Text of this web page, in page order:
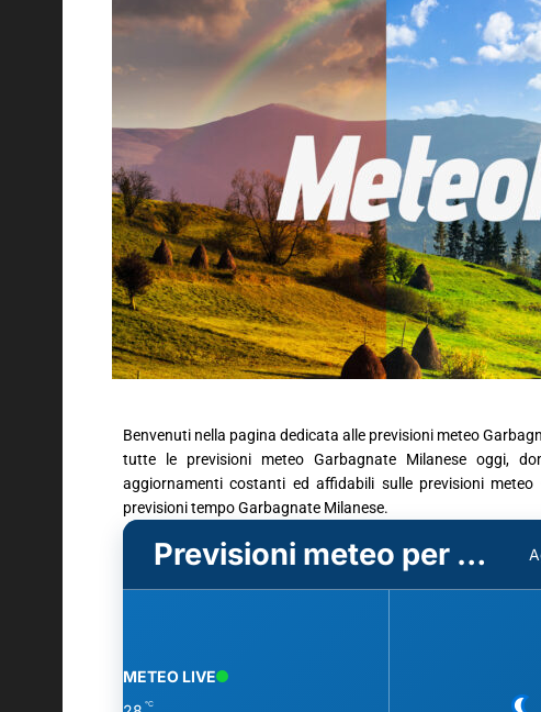
Benvenuti nella pagina dedicata alle previsioni meteo
tutte le previsioni meteo Garbagnate Milanese oggi,
aggiornamenti costanti ed affidabili sulle previsioni
previsioni tempo Garbagnate Milanese.
Previsioni meteo per Garbagnate Milanese (MI)
METEO LIVE
°C